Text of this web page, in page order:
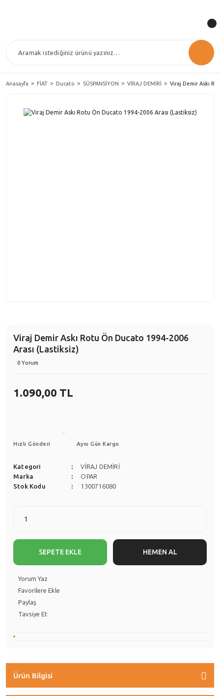
Anasayfa FİAT Ducato SÜSPANSİYON VİRAJ DEMİRİ Viraj Demir Askı
Viraj Demir Askı Rotu Ön Ducato 1994-2006
Arası (Lastiksiz)
0 Yorum
1.090,00 TL
Hızlı Gönderi Aynı Gün Kargo
Kategori
VİRAJ DEMİRİ
Marka
OPAR
Stok Kodu
1300716080
SEPETE EKLE HEMEN AL
Yorum Yaz
Paylaş
Tavsiye Et
Ürün Bilgisi